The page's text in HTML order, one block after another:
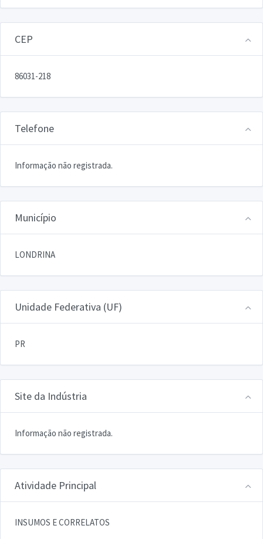
CEP
86031-218
Telefone
Informação não registrada.
Município
LONDRINA
Unidade Federativa (UF)
PR
Site da Indústria
Informação não registrada.
Atividade Principal
INSUMOS E CORRELATOS